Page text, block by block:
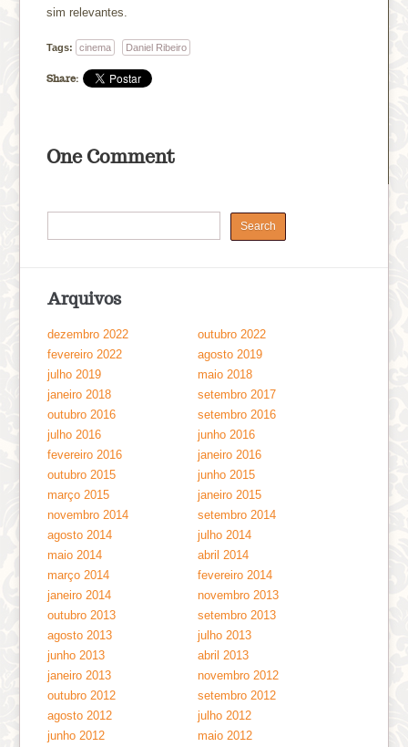
sim relevantes.
Tags: cinema Daniel Ribeiro
Share:
One Comment
Arquivos
dezembro 2022
outubro 2022
fevereiro 2022
agosto 2019
julho 2019
maio 2018
janeiro 2018
setembro 2017
outubro 2016
setembro 2016
julho 2016
junho 2016
fevereiro 2016
janeiro 2016
outubro 2015
junho 2015
março 2015
janeiro 2015
novembro 2014
setembro 2014
agosto 2014
julho 2014
maio 2014
abril 2014
março 2014
fevereiro 2014
janeiro 2014
novembro 2013
outubro 2013
setembro 2013
agosto 2013
julho 2013
junho 2013
abril 2013
janeiro 2013
novembro 2012
outubro 2012
setembro 2012
agosto 2012
julho 2012
junho 2012
maio 2012